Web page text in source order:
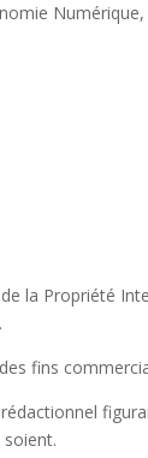
la Propriété
fins
soient.